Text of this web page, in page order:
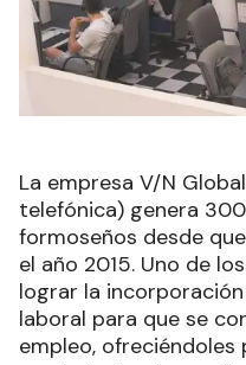
La empresa V/N
telefónica) genera
formoseños desde
el año 2015. Uno de
lograr la
laboral para que se
empleo, ofreciéndoles